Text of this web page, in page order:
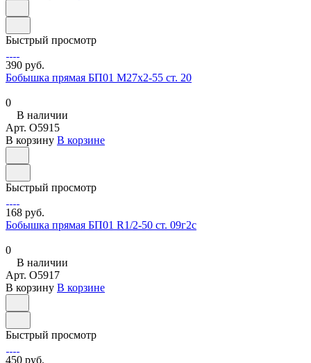
Быстрый просмотр
390 руб.
Бобышка прямая БП01 М27х2-55 ст. 20
0
В наличии
Арт. O5915
В корзину В корзине
Быстрый просмотр
168 руб.
Бобышка прямая БП01 R1/2-50 ст. 09г2с
0
В наличии
Арт. O5917
В корзину В корзине
Быстрый просмотр
450 руб.